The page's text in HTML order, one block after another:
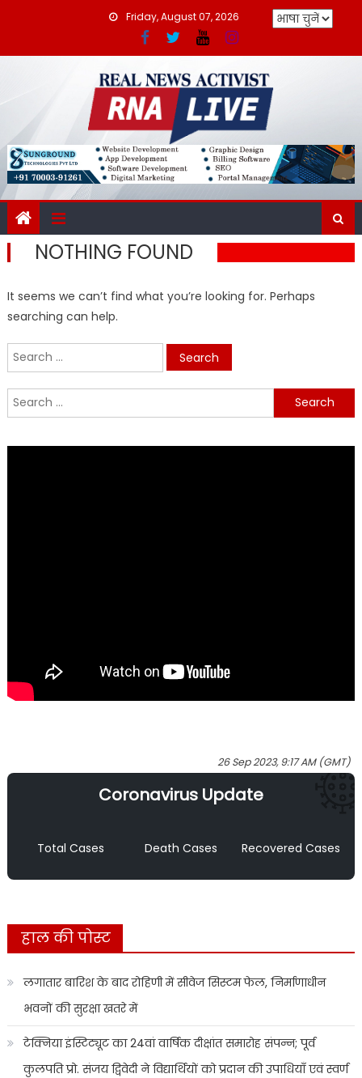
Friday, August 07, 2026
NOTHING FOUND
It seems we can’t find what you’re looking for. Perhaps
searching can help.
Search
for:
Search
for:
26 Sep 2023, 9:17 AM (GMT)
Coronavirus Update
Total Cases Death Cases Recovered Cases
हाल की पोस्ट
लगातार बारिश के बाद रोहिणी में सीवेज सिस्टम फेल, निर्माणाधीन
भवनों की सुरक्षा खतरे में
टेक्निया इंस्टिट्यूट का 24वां वार्षिक दीक्षांत समारोह संपन्न; पूर्व
कुलपति प्रो. संजय द्विवेदी ने विद्यार्थियों को प्रदान की उपाधियाँ एवं स्वर्ण